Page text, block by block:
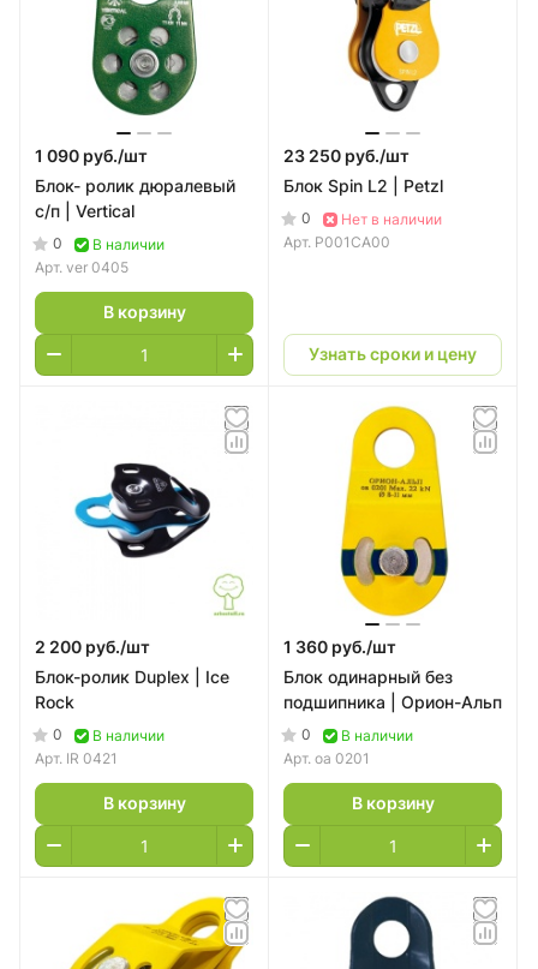
1 090 руб./шт
Блок- ролик дюралевый
с/п | Vertical
0
В наличии
Арт. ver 0405
В корзину
23 250 руб./шт
Блок Spin L2 | Petzl
0
Нет в наличии
Арт. P001CA00
Узнать сроки и цену
2 200 руб./шт
Блок-ролик Duplex | Ice
Rock
0
В наличии
Арт. IR 0421
В корзину
1 360 руб./шт
Блок одинарный без
подшипника | Орион-Альп
0
В наличии
Арт. оа 0201
В корзину